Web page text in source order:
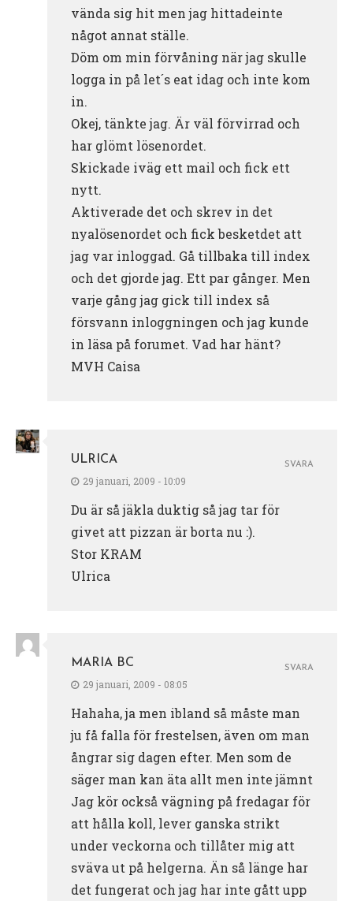
vända sig hit men jag hittadeinte
något annat ställe.
Döm om min förvåning när jag skulle
logga in på let´s eat idag och inte kom
in.
Okej, tänkte jag. Är väl förvirrad och
har glömt lösenordet.
Skickade iväg ett mail och fick ett
nytt.
Aktiverade det och skrev in det
nyalösenordet och fick besketdet att
jag var inloggad. Gå tillbaka till index
och det gjorde jag. Ett par gånger. Men
varje gång jag gick till index så
försvann inloggningen och jag kunde
in läsa på forumet. Vad har hänt?
MVH Caisa
ULRICA
29 januari, 2009 - 10:09
Du är så jäkla duktig så jag tar för
givet att pizzan är borta nu :).
Stor KRAM
Ulrica
SVARA
MARIA BC
29 januari, 2009 - 08:05
Hahaha, ja men ibland så måste man
ju få falla för frestelsen, även om man
ångrar sig dagen efter. Men som de
säger man kan äta allt men inte jämnt
Jag kör också vägning på fredagar för
att hålla koll, lever ganska strikt
under veckorna och tillåter mig att
sväva ut på helgerna. Än så länge har
det fungerat och jag har inte gått upp
SVARA